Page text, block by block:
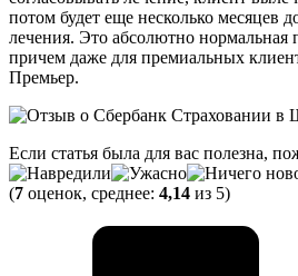
потом будет еще несколько месяцев
лечения. Это абсолютно нормальная
причем даже для премиальных
Премьер.
Если статья была для вас полезна,
(7 оценок, среднее: 4,14 из 5)